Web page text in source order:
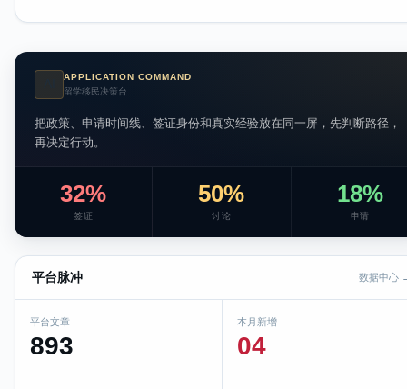
APPLICATION COMMAND
留学移民决策台
把政策、申请时间线、签证身份和真实经验放在同一屏，先判断路径，
再决定行动。
32%
签证
50%
讨论
18%
申请
平台脉冲 数据中心
平台文章
893
本月新增
04